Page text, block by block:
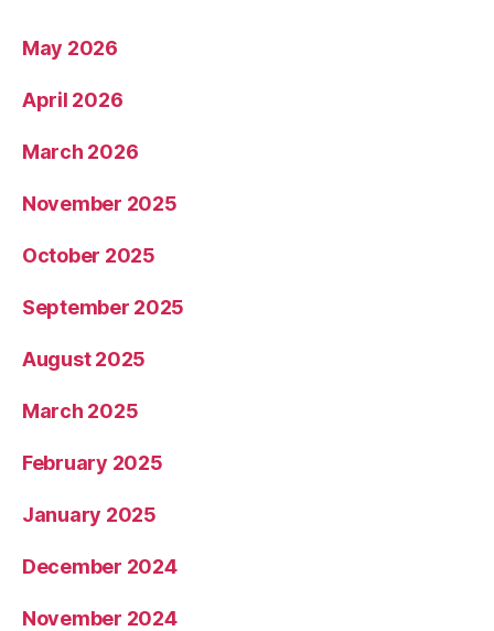
May 2026
April 2026
March 2026
November 2025
October 2025
September 2025
August 2025
March 2025
February 2025
January 2025
December 2024
November 2024